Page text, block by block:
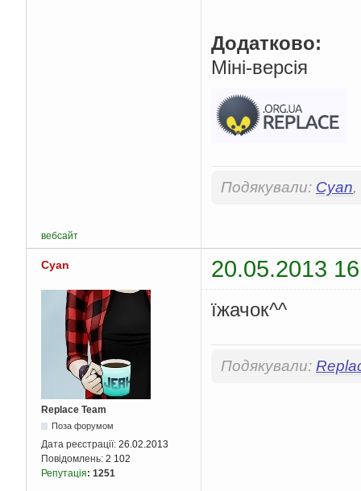
Додатково:
Міні-версія
Подякували: Cyan,
вебсайт
Cyan 20.05.2013
Replace Team
Поза форумом
Дата реєстрації: 26.02.2013
Повідомлень: 2 102
Репутація: 1251
їжачок^^
Подякували: